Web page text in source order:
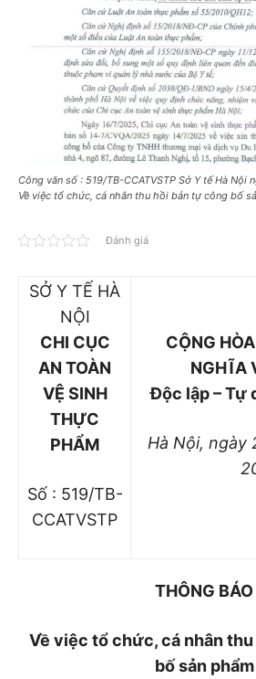
Công văn số : 519/TB-CCATVSTP Sở Y tế Hà Nội
Về việc tổ chức, cá nhân thu hồi bản tự công bố
Đánh giá
SỞ Y TẾ HÀ
NỘI
CHI CỤC
AN TOÀN
VỆ SINH
THỰC
PHẨM
Số : 519/TB-
CCATVSTP
CỘNG
NGHĨA
Độc lập – Tự
Hà Nội, ngày
THÔNG BÁO
Về việc tổ chức, cá nhân
bố sản phẩm